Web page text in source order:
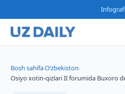
Bosh sahifa›O‘zbekiston›
Osiyo xotin-qizlari II forumida Buxoro